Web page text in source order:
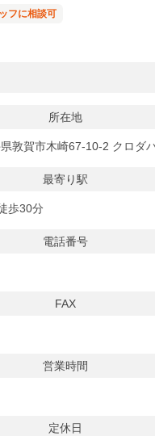
フに相談可
所在地
敦賀市木崎67-10-2 クロダ
最寄り駅
歩30分
電話番号
FAX
営業時間
定休日